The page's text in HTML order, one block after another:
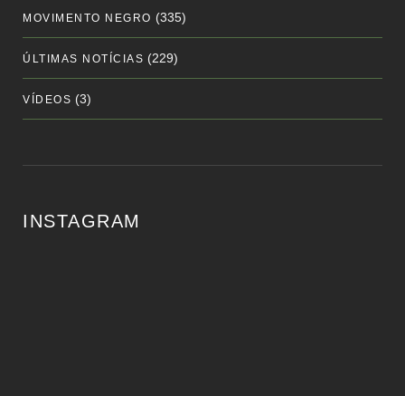
MOVIMENTO NEGRO (335)
ÚLTIMAS NOTÍCIAS (229)
VÍDEOS (3)
INSTAGRAM